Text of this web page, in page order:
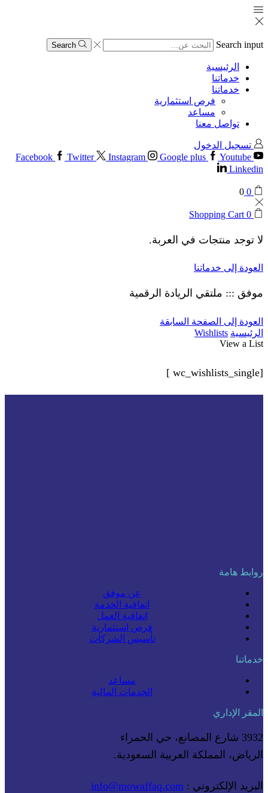
Search input
Search
الرئيسية
خدماتنا
خدماتنا
فرص استثمارية
مساعد
تواصل معنا
تسجيل الدخول
Facebook
Twitter Instagram Google plus
Youtube
Linkedin
0
0
0
Shopping Cart
لا توجد منتجات في العربة.
العودة إلى خدماتنا
موفق ::: ملتقي الريادة الرقمية
العودة إلى الصفحة السابقة
الرئيسية Wishlists
View a List
[wc_wishlists_single ]
روابط هامة
عن موفق
اتفاقية الخدمة
اتفاقية العمل
فرص استثمارية
تأسيس الشركات
خدماتنا
مساعد
الخدمات المالية
المقر الإداري
3932 شارع المصانع، حي الحمراء
الرياض، المملكة العربية السعودية.
البريد الإلكتروني : info@mowaffaq.com